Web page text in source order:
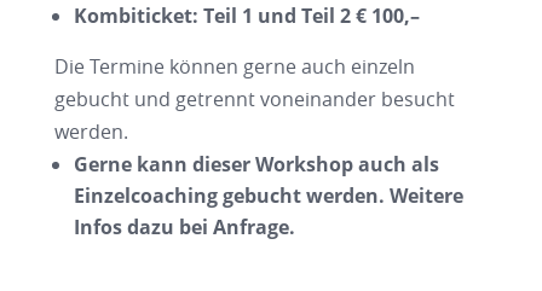
Kombiticket: Teil 1 und Teil 2 € 100,–
Die Termine können gerne auch einzeln
gebucht und getrennt voneinander besucht
werden.
Gerne kann dieser Workshop auch als
Einzelcoaching gebucht werden. Weitere
Infos dazu bei Anfrage.